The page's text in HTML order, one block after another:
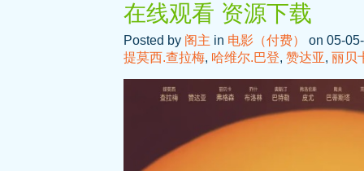
在线观看 资源下载
Posted by 阁主 in 电影（付费）
on 05-
提莫西.查拉梅, 哈维尔.巴登, 赞达亚, 丽贝